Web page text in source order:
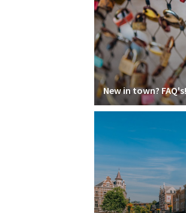
New in town? FAQ's!